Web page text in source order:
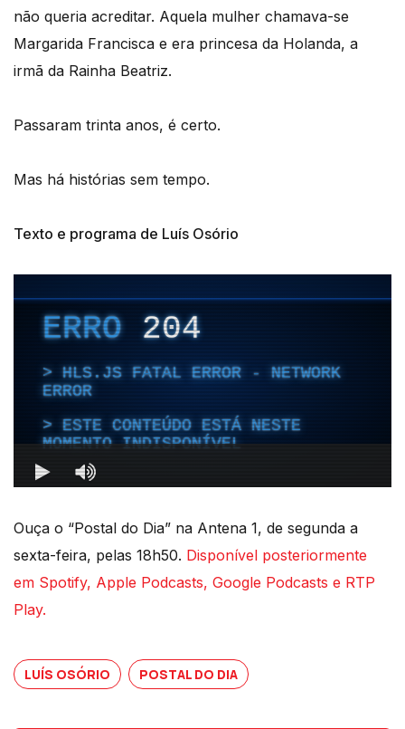
não queria acreditar. Aquela mulher chamava-se
Margarida Francisca e era princesa da Holanda, a
irmã da Rainha Beatriz.
Passaram trinta anos, é certo.
Mas há histórias sem tempo.
Texto e programa de Luís Osório
Ouça o “Postal do Dia” na Antena 1, de segunda a
sexta-feira, pelas 18h50. Disponível posteriormente
em Spotify, Apple Podcasts, Google Podcasts e RTP
Play.
LUÍS OSÓRIO POSTAL DO DIA